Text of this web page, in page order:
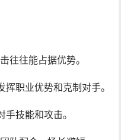
往往能占据优势。
职业优势和克制对手。
手技能和攻击。